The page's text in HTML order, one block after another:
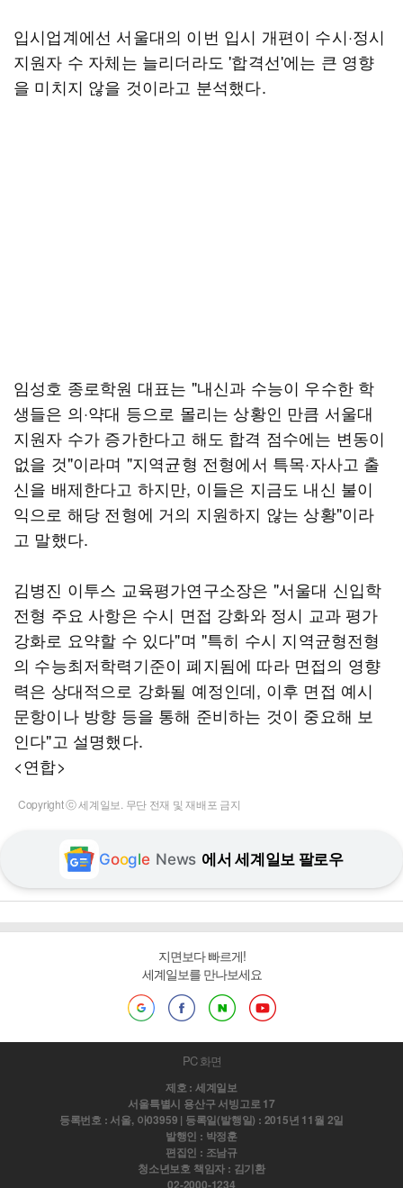
입시업계에선 서울대의 이번 입시 개편이 수시·정시
지원자 수 자체는 늘리더라도 '합격선'에는 큰 영향
을 미치지 않을 것이라고 분석했다.
임성호 종로학원 대표는 "내신과 수능이 우수한 학
생들은 의·약대 등으로 몰리는 상황인 만큼 서울대
지원자 수가 증가한다고 해도 합격 점수에는 변동이
없을 것"이라며 "지역균형 전형에서 특목·자사고 출
신을 배제한다고 하지만, 이들은 지금도 내신 불이
익으로 해당 전형에 거의 지원하지 않는 상황"이라
고 말했다.
김병진 이투스 교육평가연구소장은 "서울대 신입학
전형 주요 사항은 수시 면접 강화와 정시 교과 평가
강화로 요약할 수 있다"며 "특히 수시 지역균형전형
의 수능최저학력기준이 폐지됨에 따라 면접의 영향
력은 상대적으로 강화될 예정인데, 이후 면접 예시
문항이나 방향 등을 통해 준비하는 것이 중요해 보
인다"고 설명했다.
<연합>
Copyright ⓒ 세계일보. 무단 전재 및 재배포 금지
Google News 에서 세계일보 팔로우
지면보다 빠르게!
세계일보를 만나보세요
PC 화면
제호 : 세계일보
서울특별시 용산구 서빙고로 17
등록번호 : 서울, 아03959 | 등록일(발행일) : 2015년 11월 2일
발행인 : 박정훈
편집인 : 조남규
청소년보호 책임자 : 김기환
02-2000-1234